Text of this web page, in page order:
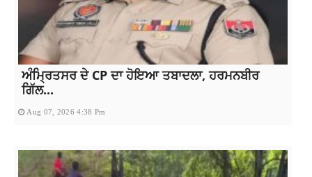
ਅੰਮ੍ਰਿਤਸਰ ਦੇ CP ਦਾ ਹੋਇਆ ਤਬਾਦਲਾ, ਹਰਮਨਬੀਰ
ਗਿੱਲ...
Aug 07, 2026 4:38 Pm